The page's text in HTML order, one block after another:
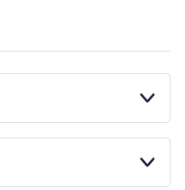
ONLINE